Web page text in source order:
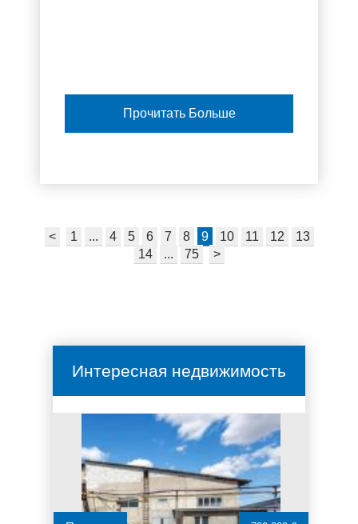
Прочитать Больше
< 1 ... 4 5 6 7 8 9 10 11 12
13
14
... 75 >
Интересная недвижимость